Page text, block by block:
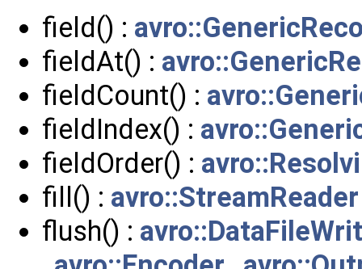
field() :
fieldAt() :
fieldCount() :
fieldIndex() :
fieldOrder() :
fill() : avro::StreamReader
flush() :